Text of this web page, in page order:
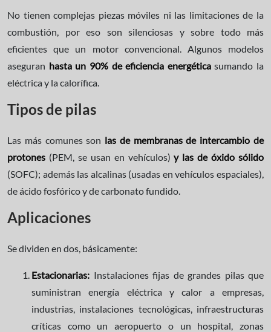
No tienen complejas piezas móviles ni las limitaciones de la
combustión, por eso son silenciosas y sobre todo más
eficientes que un motor convencional. Algunos modelos
aseguran hasta un 90% de eficiencia energéticasumando la
eléctrica y la calorífica.
Tipos de pilas
Las más comunes son las de membranas de intercambio de
protones (PEM, se usan en vehículos)y las de óxido sólido
(SOFC); además las alcalinas (usadas en vehículos espaciales),
de ácido fosfórico y de carbonato fundido.
Aplicaciones
Se dividen en dos, básicamente:
Estacionarias: Instalaciones fijas de grandes pilas que
suministran energía eléctrica y calor a empresas,
industrias, instalaciones tecnológicas, infraestructuras
críticas como un aeropuerto o un hospital, zonas